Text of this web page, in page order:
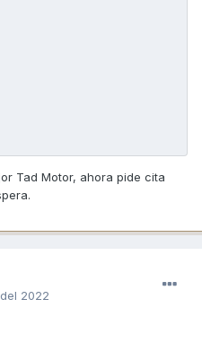
Tad Motor, ahora pide cita
2022